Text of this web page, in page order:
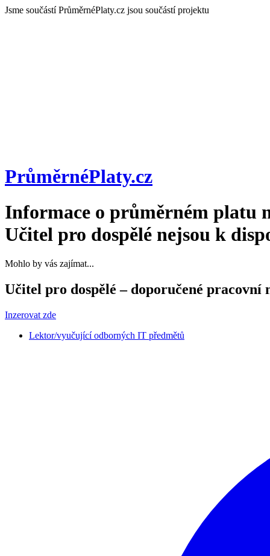
Jsme součástí PrůměrnéPlaty.cz jsou součástí projektu
PrůměrnéPlaty.cz
Informace o průměrném platu
Učitel pro dospělé nejsou k
Mohlo by vás zajímat...
Učitel pro dospělé – doporučené pracovní
Inzerovat zde
Lektor/vyučující odborných IT předmětů